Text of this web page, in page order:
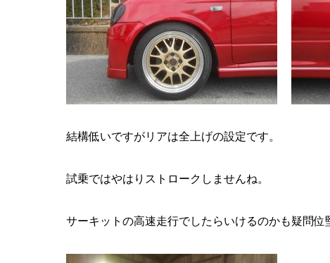
結構低いですがリアは全上げの設定です。
試乗ではやはりストロークしませんね。
サーキットの高速走行でしたらいけるのかも疑問位